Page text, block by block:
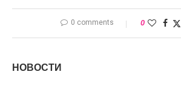
0 comments 0
НОВОСТИ